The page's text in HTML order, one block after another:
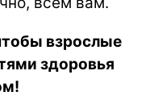
взрослые
здоровья